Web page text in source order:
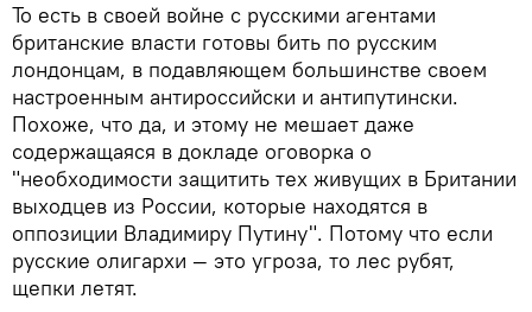
То есть в своей войне с русскими агентами
британские власти готовы бить по русским
лондонцам, в подавляющем большинстве своем
настроенным антироссийски и антипутински.
Похоже, что да, и этому не мешает даже
содержащаяся в докладе оговорка о
"необходимости защитить тех живущих в Британии
выходцев из России, которые находятся в
оппозиции Владимиру Путину". Потому что если
русские олигархи — это угроза, то лес рубят,
щепки летят.